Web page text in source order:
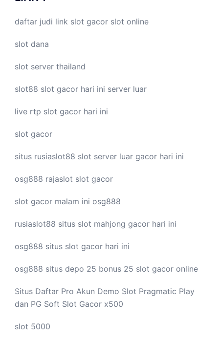
daftar judi link slot gacor slot online
slot dana
slot server thailand
slot88 slot gacor hari ini server luar
live rtp slot gacor hari ini
slot gacor
situs rusiaslot88 slot server luar gacor hari ini
osg888 rajaslot slot gacor
slot gacor malam ini osg888
rusiaslot88 situs slot mahjong gacor hari ini
osg888 situs slot gacor hari ini
osg888 situs depo 25 bonus 25 slot gacor online
Situs Daftar Pro Akun Demo Slot Pragmatic Play
dan PG Soft Slot Gacor x500
slot 5000